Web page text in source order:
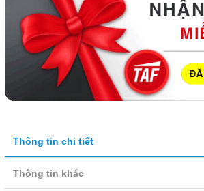
Thông tin chi tiết
Thông tin khác